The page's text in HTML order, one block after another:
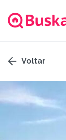
Voltar